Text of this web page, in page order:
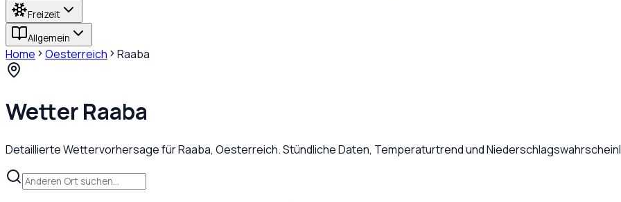
Freizeit
Allgemein
Home Oesterreich Raaba
WetterRaaba
Detaillierte Wettervorhersage fürRaaba, Oesterreich. Stündliche Daten, Temperaturtrend und